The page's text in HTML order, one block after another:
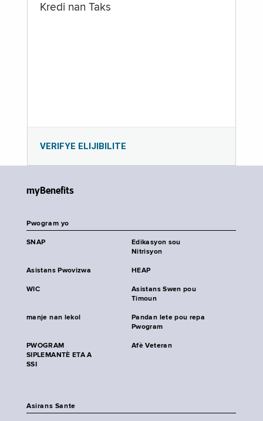
Kredi nan Taks
VERIFYE ELIJIBILITE
myBenefits
Pwogram yo
SNAP
Edikasyon sou
Nitrisyon
Asistans Pwovizwa HEAP
WIC
Asistans Swen pou
Timoun
manje nan lekol
Pandan lete pou repa
Pwogram
PWOGRAM
SIPLEMANTÈ ETA A
SSI
Afè Veteran
Asirans Sante